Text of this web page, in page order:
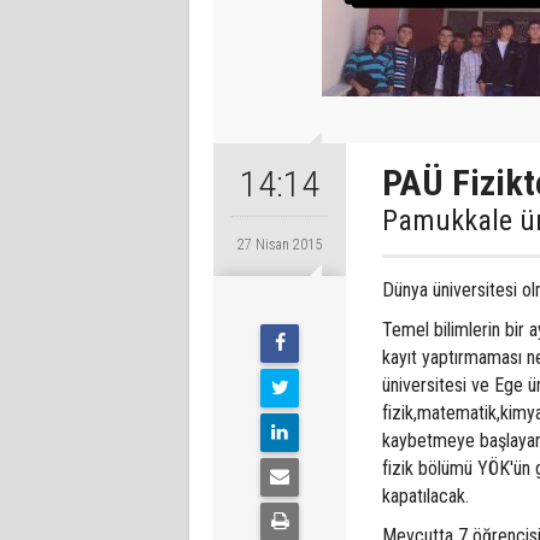
14:14
27 Nisan 2015
PAÜ
Pamukkale
Dünya üniversitesi
Temel bilimlerin bir
kayıt yaptırmaması
üniversitesi ve Ege
kaybetmeye
fizik bölümü YÖK'ün
kapatılacak.